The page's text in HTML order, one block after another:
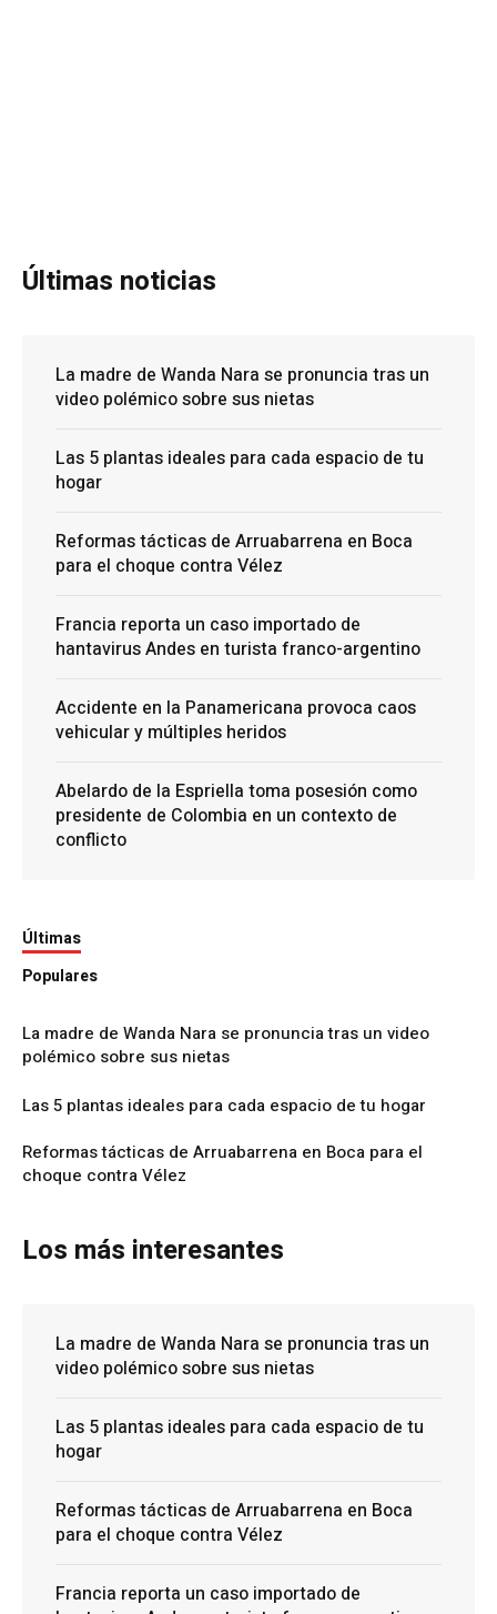
Últimas noticias
La madre de Wanda Nara se pronuncia tras un
video polémico sobre sus nietas
Las 5 plantas ideales para cada espacio de tu
hogar
Reformas tácticas de Arruabarrena en Boca
para el choque contra Vélez
Francia reporta un caso importado de
hantavirus Andes en turista franco-argentino
Accidente en la Panamericana provoca caos
vehicular y múltiples heridos
Abelardo de la Espriella toma posesión como
presidente de Colombia en un contexto de
conflicto
Últimas
Populares
La madre de Wanda Nara se pronuncia tras un video
polémico sobre sus nietas
Las 5 plantas ideales para cada espacio de tu hogar
Reformas tácticas de Arruabarrena en Boca para el
choque contra Vélez
Los más interesantes
La madre de Wanda Nara se pronuncia tras un
video polémico sobre sus nietas
Las 5 plantas ideales para cada espacio de tu
hogar
Reformas tácticas de Arruabarrena en Boca
para el choque contra Vélez
Francia reporta un caso importado de